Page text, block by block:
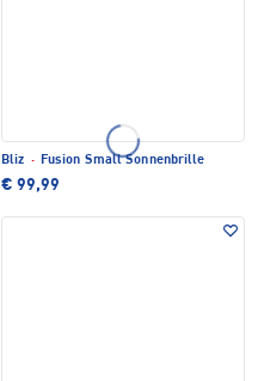
Bliz · Fusion Small Sonnenbrille
€ 99,99